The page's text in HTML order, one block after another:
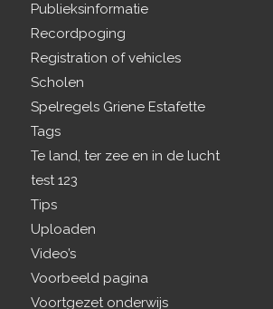
Publieksinformatie
Recordpoging
Registration of vehicles
Scholen
Spelregels Griene Estafette
Tags
Te land, ter zee en in de lucht
test 123
Tips
Uploaden
Video’s
Voorbeeld pagina
Voortgezet onderwijs